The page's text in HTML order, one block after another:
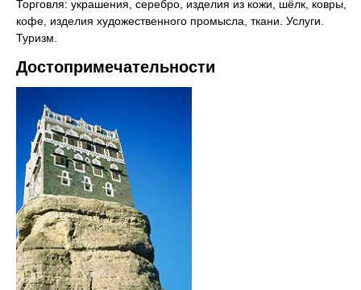
Торговля: украшения, серебро, изделия из кожи, шёлк, ковры,
кофе, изделия художественного промысла, ткани. Услуги.
Туризм.
Достопримечательности